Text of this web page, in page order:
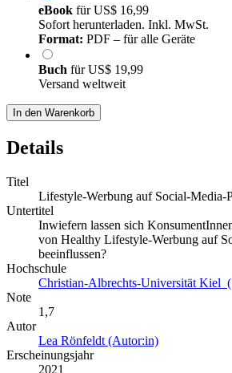
eBook fürUS$ 16,99
Sofort herunterladen. Inkl. MwSt.
Format: PDF – für alle Geräte
Buch fürUS$ 19,99
Versand weltweit
In den Warenkorb
Details
Titel
Lifestyle-Werbung auf Social-Media-
Untertitel
Inwiefern lassen sich
von Healthy Lifestyle-Werbung auf
beeinflussen?
Hochschule
Christian-Albrechts-Universität Kiel
Note
1,7
Autor
Lea Rönfeldt (Autor:in)
Erscheinungsjahr
2021